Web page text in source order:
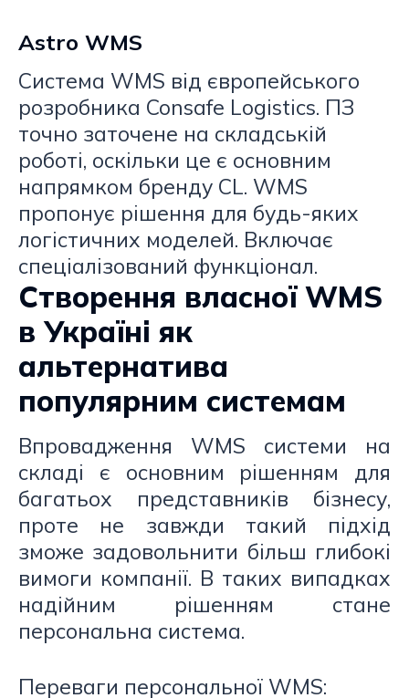
Astro WMS
Система WMS від європейського
розробника Consafe Logistics. ПЗ
точно заточене на складській
роботі, оскільки це є основним
напрямком бренду CL. WMS
пропонує рішення для будь-яких
логістичних моделей. Включає
спеціалізований функціонал.
Створення власної WMS
в Україні як
альтернатива
популярним системам
Впровадження WMS системи на
складі є основним рішенням для
багатьох представників бізнесу,
проте не завжди такий підхід
зможе задовольнити більш глибокі
вимоги компанії. В таких випадках
надійним рішенням стане
персональна система.
Переваги персональної WMS: